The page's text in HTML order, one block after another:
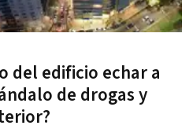
del edificio echar a
de drogas y